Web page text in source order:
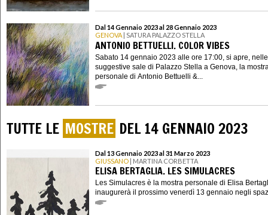
Dal 14 Gennaio 2023 al 28 Gennaio 2023
GENOVA | SATURA PALAZZO STELLA
ANTONIO BETTUELLI. COLOR VIBES
Sabato 14 gennaio 2023 alle ore 17:00, si apre, nelle
suggestive sale di Palazzo Stella a Genova, la
personale di Antonio Bettuelli &...
TUTTE LE MOSTRE DEL 14 GENNAIO 2023
Dal 13 Gennaio 2023 al 31 Marzo 2023
GIUSSANO | MARTINA CORBETTA
ELISA BERTAGLIA. LES SIMULACRES
Les Simulacres è la mostra personale di Elisa
inaugurerà il prossimo venerdì 13 gennaio negli